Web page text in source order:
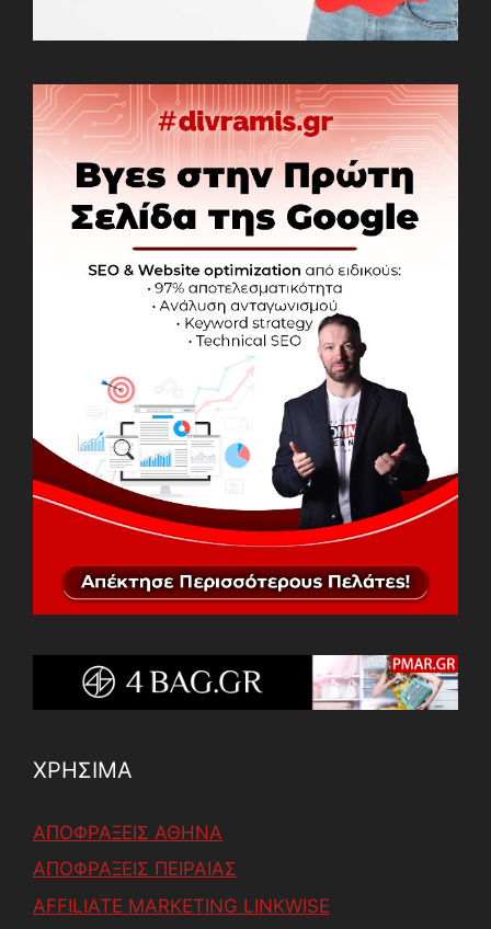
ΧΡΗΣΙΜΑ
ΑΠΟΦΡΑΞΕΙΣ ΑΘΗΝΑ
ΑΠΟΦΡΑΞΕΙΣ ΠΕΙΡΑΙΑΣ
AFFILIATE MARKETING LINKWISE